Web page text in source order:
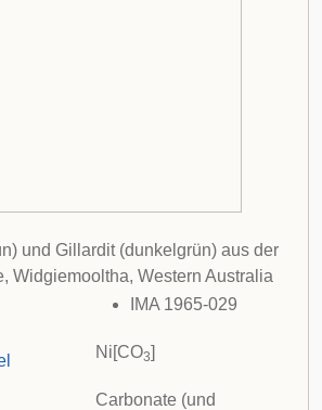
und Gillardit(dunkelgrün) aus der
Widgiemooltha, Western Australia
IMA 1965-029
Ni[CO3]
Carbonate (und